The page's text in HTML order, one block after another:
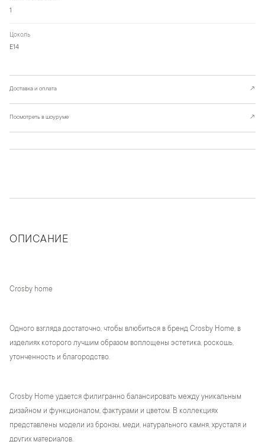
1
Цоколь
Е14
Доставка и оплата ↗
Посмотреть в шоуруме ↗
ОПИСАНИЕ
Crosby home
Одного взгляда достаточно, чтобы влюбиться в бренд Crosby Home, в
изделиях которого лучшим образом воплощены эстетика, роскошь,
утонченность и благородство.
Crosby Home удается филигранно балансировать между уникальным
дизайном и функционалом, фактурами и цветом. В коллекциях
представлены модели из бронзы, меди, натурального камня, хрусталя и
других материалов.